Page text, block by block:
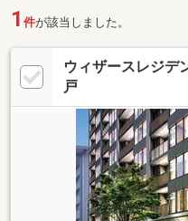
1 件が該当しました。
ウィザースレジ
戸